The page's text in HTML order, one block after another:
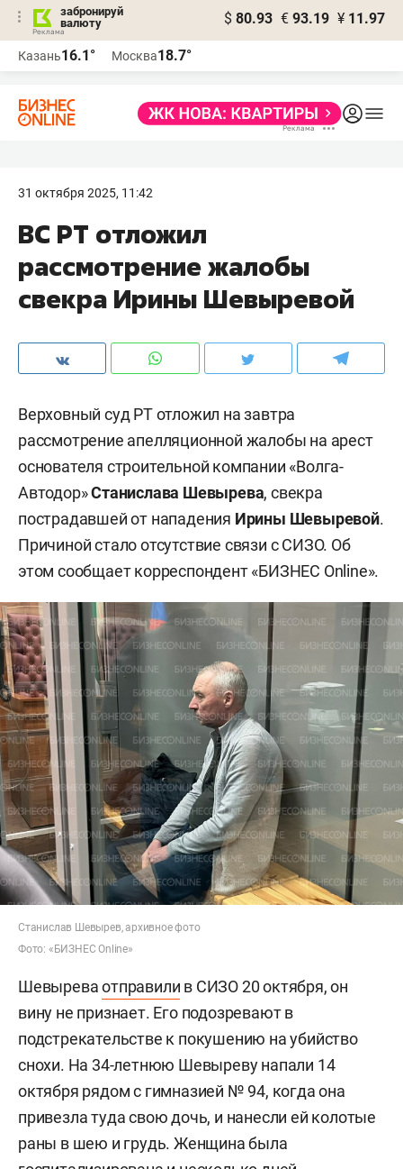
забронируй
валюту
$ 80.93 € 93.19 ¥ 11.97
Казань16.1° Москва18.7°
31 октября 2025, 11:42
ВС РТ отложил
рассмотрение жалобы
свекра Ирины Шевыревой
Верховный суд РТ отложил на завтра
рассмотрение апелляционной жалобы на арест
основателя строительной компании «Волга-
Автодор»Станислава Шевырева, свекра
пострадавшей от нападения Ирины Шевыревой.
Причиной стало отсутствие связи с СИЗО. Об
этом сообщает корреспондент «БИЗНЕС Online».
Станислав Шевырев, архивное фото
Фото: «БИЗНЕС Online»
Шевыреваотправили в СИЗО 20 октября, он
вину не признает. Его подозревают в
подстрекательстве к покушению на убийство
снохи. На 34-летнюю Шевыреву напали 14
октября рядом с гимназией № 94, когда она
привезла туда свою дочь, и нанесли ей колотые
раны в шею и грудь. Женщина была